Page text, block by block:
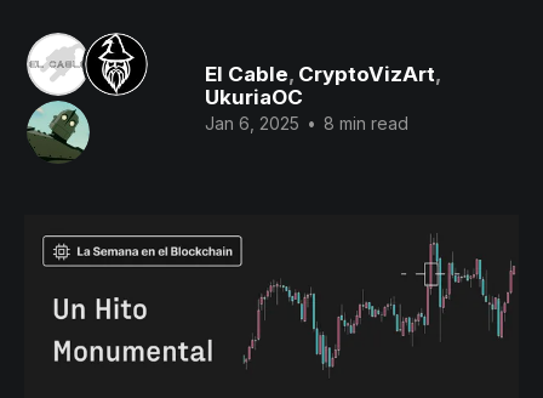
El Cable, CryptoVizArt,
UkuriaOC
Jan 6, 2025 • 8 min read